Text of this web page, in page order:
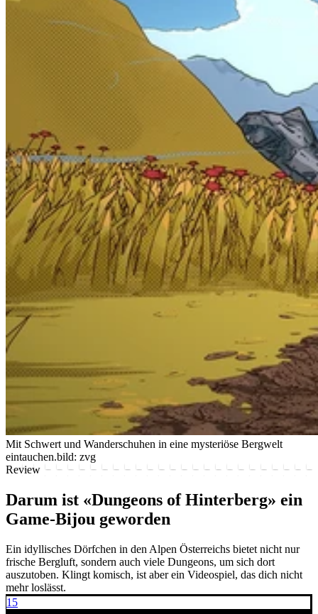
Mit Schwert und Wanderschuhen in eine mysteriöse Bergwelt
eintauchen.bild: zvg
Review
Darum ist «Dungeons of Hinterberg» ein
Game-Bijou geworden
Ein idyllisches Dörfchen in den Alpen Österreichs bietet nicht nur
frische Bergluft, sondern auch viele Dungeons, um sich dort
auszutoben. Klingt komisch, ist aber ein Videospiel, das dich nicht
mehr loslässt.
15